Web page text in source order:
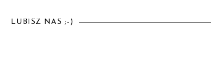
LUBISZ NAS ;-)